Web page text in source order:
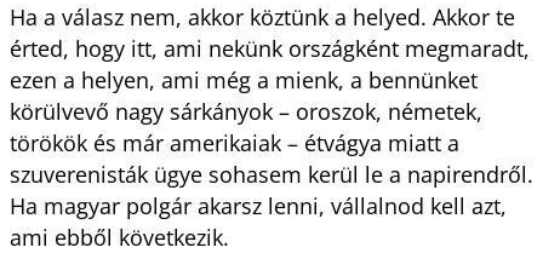
Ha a válasz nem, akkor köztünk a helyed. Akkor te
érted, hogy itt, ami nekünk országként megmaradt,
ezen a helyen, ami még a mienk, a bennünket
körülvevő nagy sárkányok – oroszok, németek,
törökök és már amerikaiak – étvágya miatt a
szuverenisták ügye sohasem kerül le a napirendről.
Ha magyar polgár akarsz lenni, vállalnod kell azt,
ami ebből következik.